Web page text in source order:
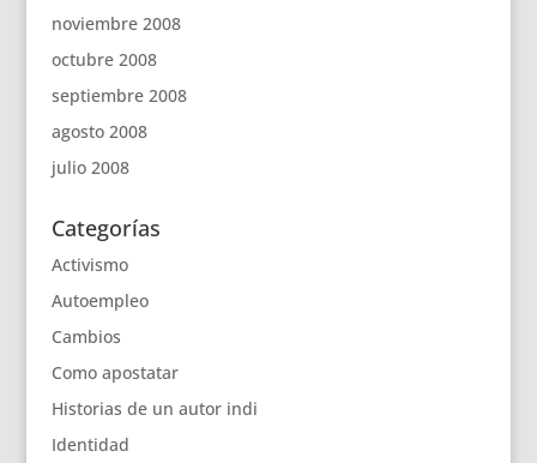
noviembre 2008
octubre 2008
septiembre 2008
agosto 2008
julio 2008
Categorías
Activismo
Autoempleo
Cambios
Como apostatar
Historias de un autor indi
Identidad